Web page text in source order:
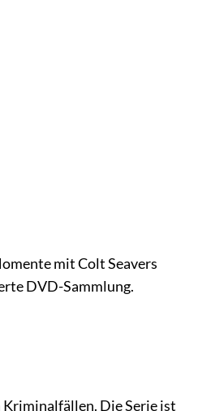
mit Colt Seavers
DVD-Sammlung.
Kriminalfällen. Die Serie ist